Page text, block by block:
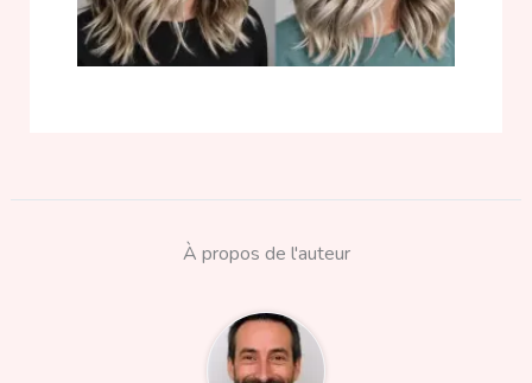
À propos de l'auteur